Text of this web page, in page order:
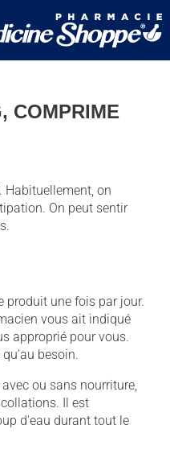
COMPRIME
Habituellement, on
On peut sentir
produit une fois par jour.
vous ait indiqué
approprié pour vous.
besoin.
ou sans nourriture,
Il est
d'eau durant tout le